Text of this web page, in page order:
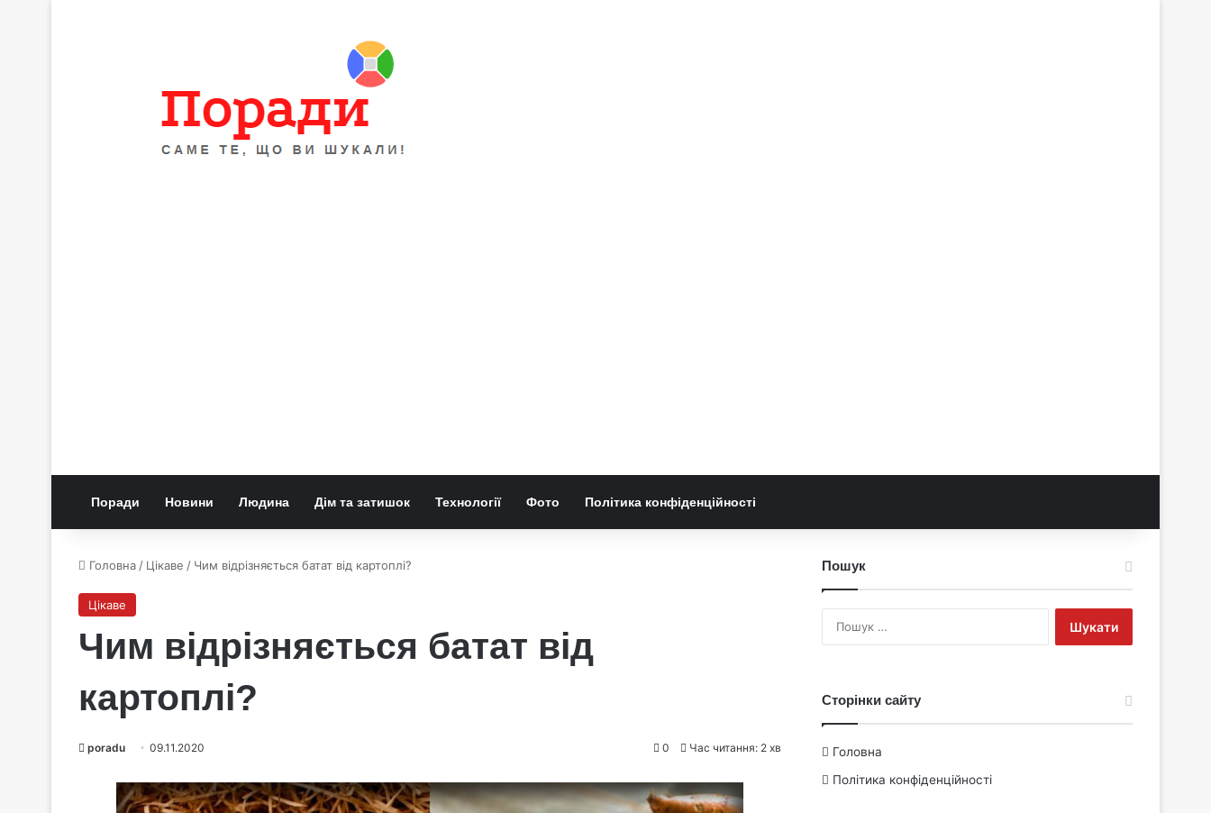
Поради Новини Людина Дім та затишок Технології Фото Політика конфіденційності
Головна / Цікаве / Чим відрізняється батат від картоплі?
Цікаве
Чим відрізняється батат від
картоплі?
poradu 09.11.2020 0 Час читання: 2 хв
Пошук
Сторінки сайту
Головна
Політика конфіденційності